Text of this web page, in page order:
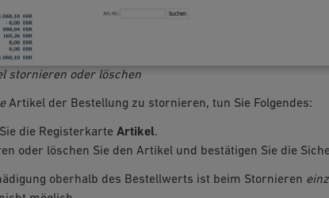
stornieren oder löschen
Artikel der Bestellung zu stornieren, tun Sie Folgendes:
die Registerkarte Artikel.
oder löschen Sie den Artikel und bestätigen Sie die
oberhalb des Bestellwerts ist beim Stornieren